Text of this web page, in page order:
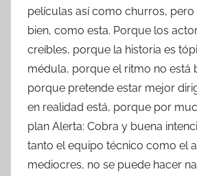
películas así como churros, pero
bien, como esta. Porque los
creíbles, porque la historia es
médula, porque el ritmo no está
porque pretende estar mejor
en realidad está, porque por
plan Alerta: Cobra y buena
tanto el equipo técnico como el
mediocres, no se puede hacer